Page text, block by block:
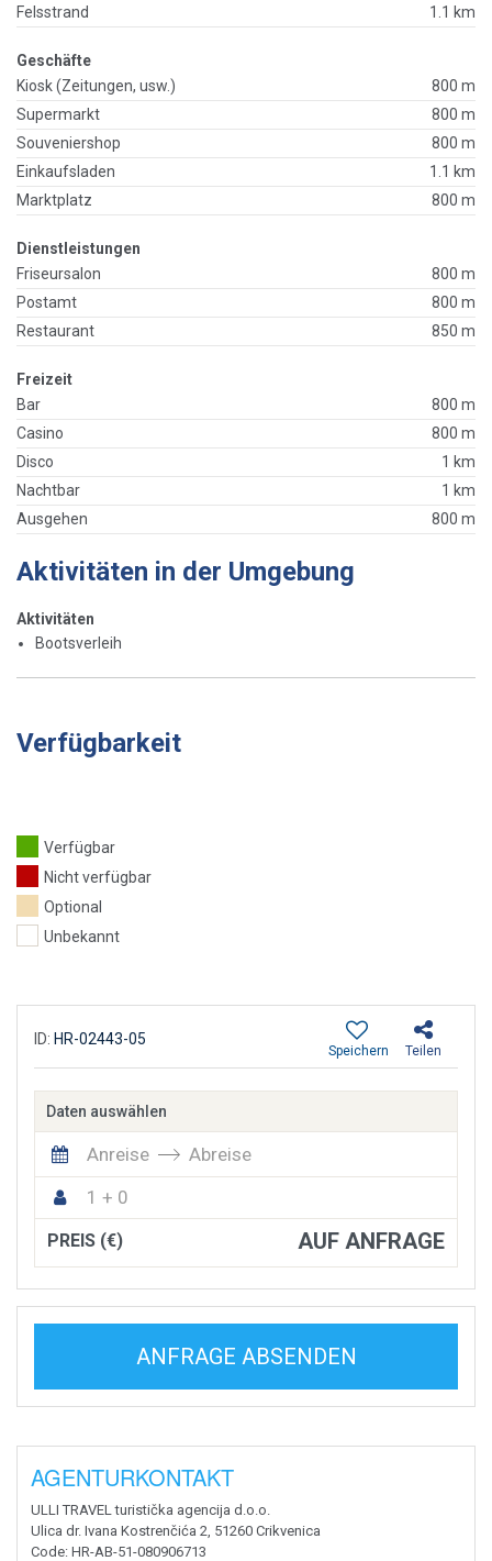
Felsstrand
1.1 km
Geschäfte
Kiosk (Zeitungen, usw.)
800 m
Supermarkt
800 m
Souveniershop
800 m
Einkaufsladen
1.1 km
Marktplatz
800 m
Dienstleistungen
Friseursalon
800 m
Postamt
800 m
Restaurant
850 m
Freizeit
Bar
800 m
Casino
800 m
Disco
1 km
Nachtbar
1 km
Ausgehen
800 m
Aktivitäten in der Umgebung
Aktivitäten
Bootsverleih
Verfügbarkeit
Verfügbar
Nicht verfügbar
Optional
Unbekannt
ID: HR-02443-05
Teilen
Speichern
Daten auswählen
Anreise
Abreise
1 + 0
PREIS (€) AUF ANFRAGE
ANFRAGE ABSENDEN
AGENTURKONTAKT
ULLI TRAVEL turistička agencija d.o.o.
Ulica dr. Ivana Kostrenčića 2, 51260 Crikvenica
Code: HR-AB-51-080906713